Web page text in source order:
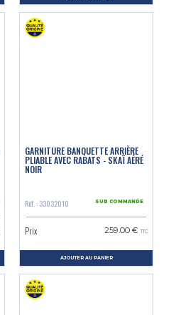
GARNITURE BANQUETTE ARRIÈRE
PLIABLE AVEC RABATS - SKAÏ AÉRÉ
NOIR
Réf. : 33032010 SUR COMMANDE
Prix 259.00 € TTC
AJOUTER AU PANIER